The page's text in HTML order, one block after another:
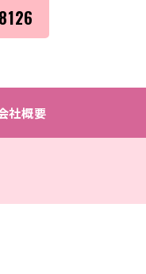
社概要